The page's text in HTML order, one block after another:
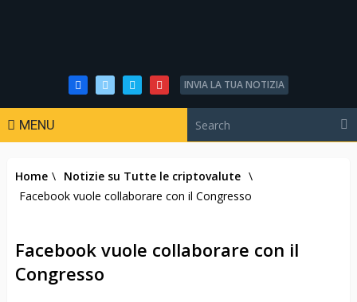
INVIA LA TUA NOTIZIA
MENU
Home \ Notizie su Tutte le criptovalute \
Facebook vuole collaborare con il Congresso
Facebook vuole collaborare con il
Congresso